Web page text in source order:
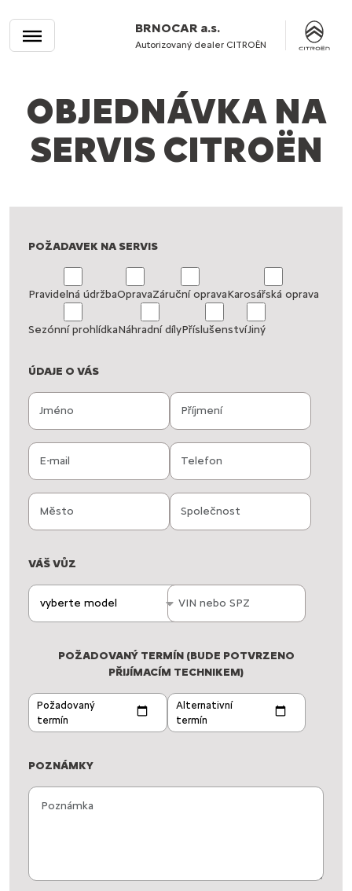
BRNOCAR a.s.
Autorizovaný dealer CITROËN
OBJEDNÁVKA NA
SERVIS CITROËN
POŽADAVEK NA SERVIS
Pravidelná údržbaOpravaZáruční opravaKarosářská oprava
Sezónní prohlídkaNáhradní dílyPříslušenstvíJiný
ÚDAJE O VÁS
VÁŠ VŮZ
vyberte model
POŽADOVANÝ TERMÍN (BUDE POTVRZENO
PŘIJÍMACÍM TECHNIKEM)
POZNÁMKY